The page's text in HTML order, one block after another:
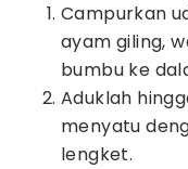
Campurkan
ayam giling,
bumbu ke
Aduklah
menyatu
lengket.